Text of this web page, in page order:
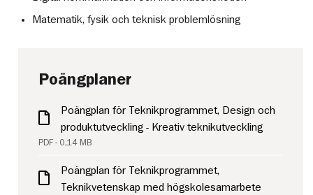
Matematik, fysik och teknisk problemlösning
Poängplaner
Poängplan för Teknikprogrammet, Design och
produktutveckling - Kreativ teknikutveckling
PDF - 0,14 MB
Poängplan för Teknikprogrammet,
Teknikvetenskap med högskolesamarbete